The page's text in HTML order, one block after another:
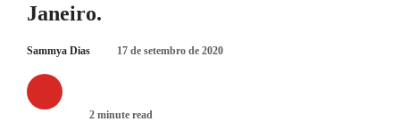
Janeiro.
Sammya Dias 17 de setembro de 2020
2 minute read